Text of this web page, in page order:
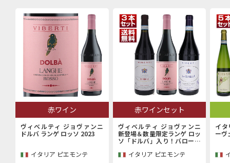
赤ワイン
ヴィベルティ ジョヴァンニ
ドルバ ランゲ ロッソ 2023
イタリア ピエモンテ
赤ワインセット
ヴィベルティ ジョヴァンニ
新登場＆数量限定ランゲ ロッ
ソ「ドルバ」入り！バローロ
産者「ヴィベルティ ジョヴァ
イタリア ピエモンテ
イタ
ーヴ